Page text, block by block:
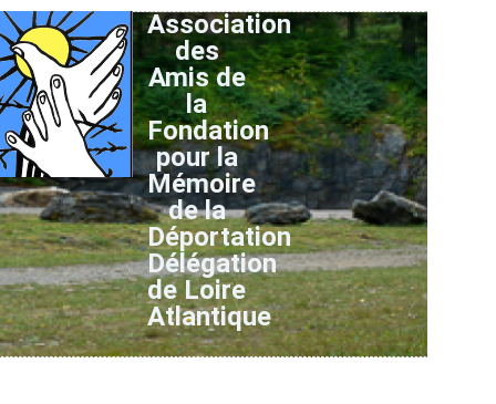
Association
des
Amis de
la
Fondation
pour la
Mémoire
de la
Déportation
Délégation
de Loire
Atlantique